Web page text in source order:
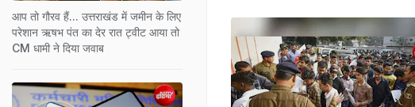
आप तो गौरव हैं... उत्तराखंड में जमीन के लिए
परेशान ऋषभ पंत का देर रात ट्वीट आया तो
CM धामी ने दिया जवाब